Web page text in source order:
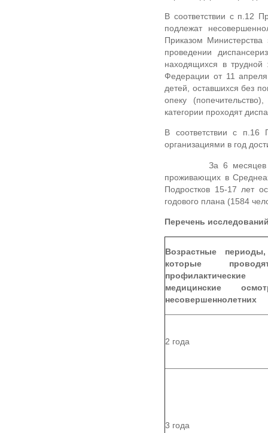
В соответствии с п.12
подлежат
Приказом
проведении
находящихся в трудной
Федерации от 11
детей, оставшихся без
опеку
категории проходят
В соответствии с п.16
организациями в год
За 6 месяцев 2022
проживающих в
Подростков 15-17 лет
годового плана (1584
Перечень
Возрастные
которые
профилактические
медицинские
несовершеннолетних
2 года
3 года